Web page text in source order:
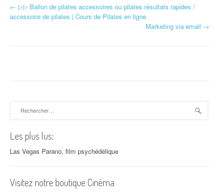
Navigation d'article
← ▷▷ Ballon de pilates accessoires ou pilates résultats rapides /
accessoire de pilates | Cours de Pilates en ligne
Marketing via email →
Les plus lus:
Las Vegas Parano, film psychédélique
Visitez notre boutique Cinéma